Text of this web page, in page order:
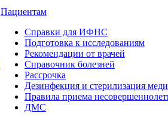
Пациентам
Справки для ИФНС
Подготовка к исследованиям
Рекомендации от врачей
Справочник болезней
Рассрочка
Дезинфекция и стерилизация
Правила приема
ДМС